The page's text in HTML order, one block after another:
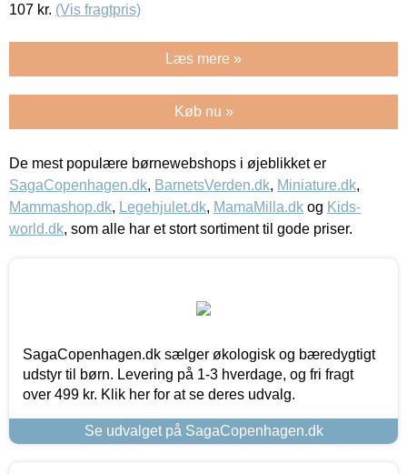
107 kr. (Vis fragtpris)
Læs mere »
Køb nu »
De mest populære børnewebshops i øjeblikket er
SagaCopenhagen.dk, BarnetsVerden.dk, Miniature.dk,
Mammashop.dk, Legehjulet.dk, MamaMilla.dk og Kids-
world.dk, som alle har et stort sortiment til gode priser.
SagaCopenhagen.dk sælger økologisk og bæredygtigt
udstyr til børn. Levering på 1-3 hverdage, og fri fragt
over 499 kr. Klik her for at se deres udvalg.
Se udvalget på SagaCopenhagen.dk